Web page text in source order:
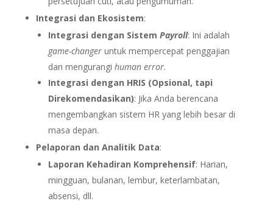
Integrasi dan Ekosistem:
Integrasi dengan Sistem Payroll: Ini adalah
game-changeruntuk mempercepat penggajian
dan mengurangi human error.
Integrasi dengan HRIS (Opsional, tapi
Direkomendasikan): Jika Anda berencana
mengembangkan sistem HR yang lebih besar di
masa depan.
Pelaporan dan Analitik Data:
Laporan Kehadiran Komprehensif: Harian,
mingguan, bulanan, lembur, keterlambatan,
absensi, dll.